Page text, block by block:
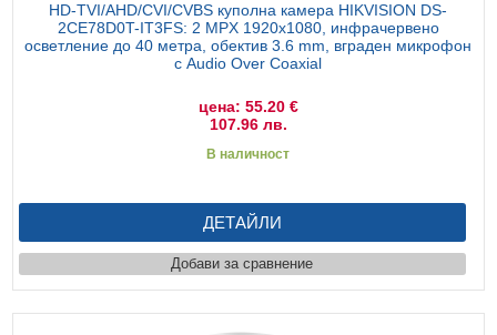
HD-TVI/AHD/CVI/CVBS куполна камера HIKVISION DS-
2CE78D0T-IT3FS: 2 MPX 1920x1080, инфрачервено
осветление до 40 метра, обектив 3.6 mm, вграден микрофон
с Audio Over Coaxial
цена: 55.20 €
107.96 лв.
В наличност
ДЕТАЙЛИ
Добави за сравнение